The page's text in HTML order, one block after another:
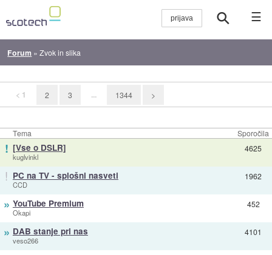
☰
Forum »Zvok in slika
< 1 2 3 ... 1344 >
Tema Sporočila
! [Vse o DSLR]
kuglvinkl
4625
! PC na TV - splošni nasveti
CCD
1962
» YouTube Premium
Okapi
452
» DAB stanje pri nas
veso266
4101